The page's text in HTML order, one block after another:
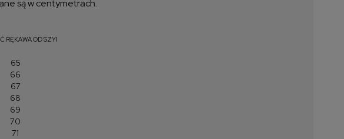
są w centymetrach.
RĘKAWA OD SZYI
65
66
67
68
69
70
71